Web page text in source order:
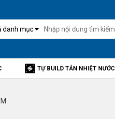
danh mục
TỰ BUILD TẢN NHIỆT NƯỚC